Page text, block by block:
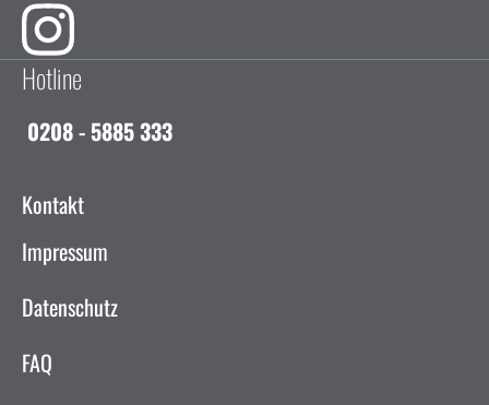
Hotline
0208 - 5885 333
Kontakt
Impressum
Datenschutz
FAQ